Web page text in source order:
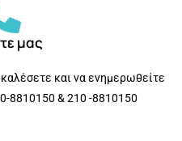
μας
και να ενημερωθείτε
8810150 & 210 -8810150